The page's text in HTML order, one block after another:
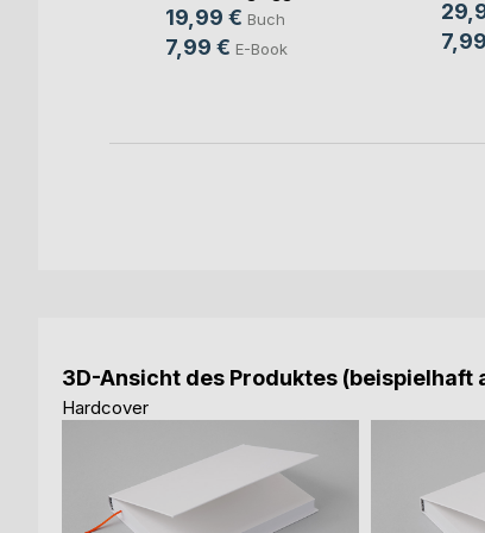
19,99 € Buch
7,99 € E-Book
3D-Ansicht des Produktes
Hardcover